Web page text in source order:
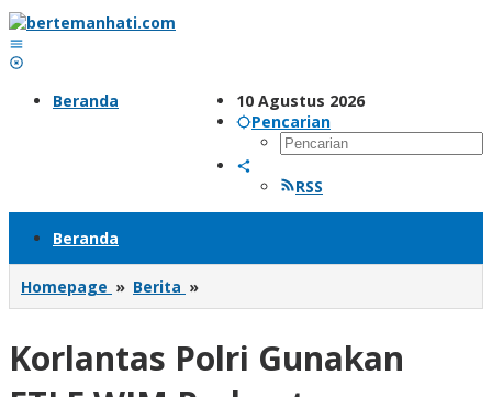
Lewati
ke
konten
10 Agustus 2026
Pencarian
RSS
Beranda
Beranda
Homepage » Berita »
Polri
ETLE
WIM
Perkuat
Korlantas Polri Gunakan